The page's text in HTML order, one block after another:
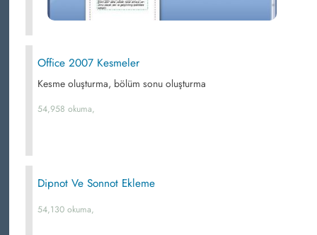
Office 2007 Kesmeler
Kesme oluşturma, bölüm sonu oluşturma
54,958 okuma,
Dipnot Ve Sonnot Ekleme
54,130 okuma,